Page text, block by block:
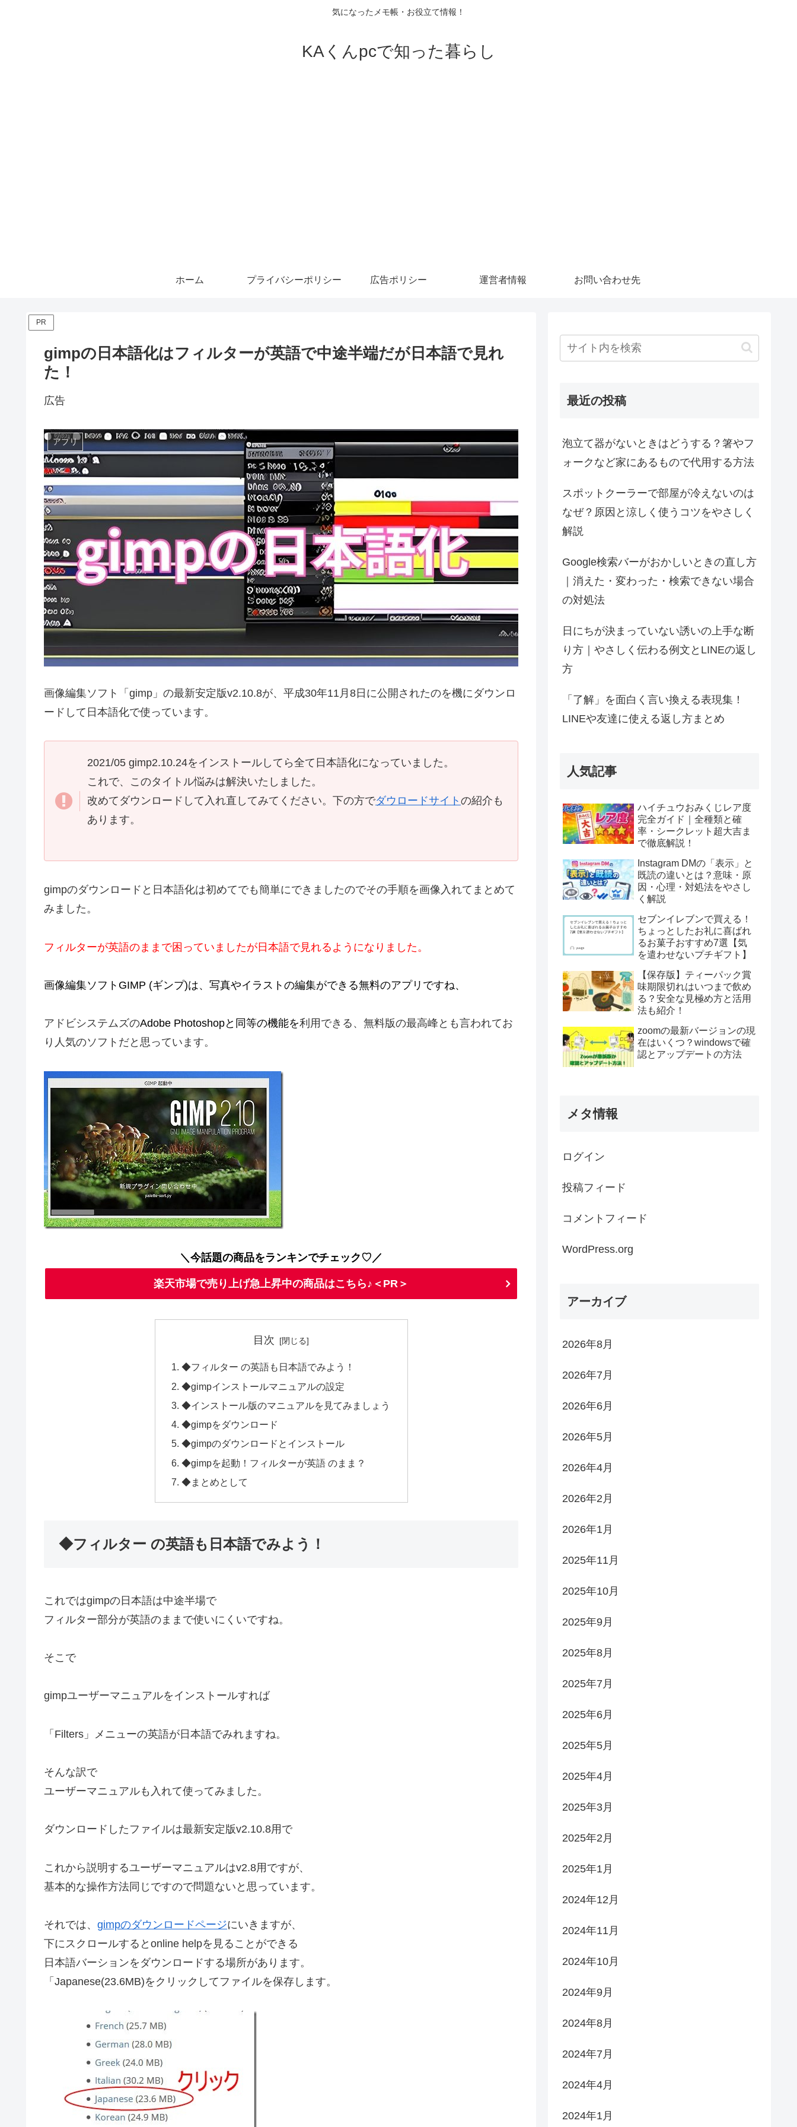
気になったメモ帳・お役立て情報！
KAくんpcで知った暮らし
ホーム プライバシーポリシー 広告ポリシー 運営者情報 お問い合わせ先
PR
gimpの日本語化はフィルターが英語で中途半端だが日本語で見れ
た！
広告
アプリ
画像編集ソフト「gimp」の最新安定版v2.10.8が、平成30年11月8日に公開されたのを機にダウンロ
ードして日本語化で使っています。
2021/05 gimp2.10.24をインストールしてら全て日本語化になっていました。
これで、このタイトル悩みは解決いたしました。
改めてダウンロードして入れ直してみてください。下の方でダウロードサイト の紹介も
あります。
gimpのダウンロードと日本語化は初めてでも簡単にできましたのでその手順を画像入れてまとめて
みました。
フィルターが英語のままで困っていましたが日本語で見れるようになりました。
画像編集ソフトGIMP (ギンプ)は、写真やイラストの編集ができる無料のアプリですね、
アドビシステムズのAdobe Photoshopと同等の機能を利用できる、無料版の最高峰とも言われてお
り人気のソフトだと思っています。
＼今話題の商品をランキンでチェック♡／
楽天市場で売り上げ急上昇中の商品はこちら♪＜PR＞
目次
◆フィルター の英語も日本語でみよう！
◆gimpインストールマニュアルの設定
◆インストール版のマニュアルを見てみましょう
◆gimpをダウンロード
◆gimpのダウンロードとインストール
◆gimpを起動！フィルターが英語 のまま？
◆まとめとして
◆フィルター の英語も日本語でみよう！
これではgimpの日本語は中途半場で
フィルター部分が英語のままで使いにくいですね。
そこで
gimpユーザーマニュアルをインストールすれば
「Filters」メニューの英語が日本語でみれますね。
そんな訳で
ユーザーマニュアルも入れて使ってみました。
ダウンロードしたファイルは最新安定版v2.10.8用で
これから説明するユーザーマニュアルはv2.8用ですが、
基本的な操作方法同じですので問題ないと思っています。
それでは、 gimpのダウンロードページにいきますが、
下にスクロールするとonline helpを見ることができる
日本語バーションをダウンロードする場所があります。
「Japanese(23.6MB)をクリックしてファイルを保存します。
最近の投稿
泡立て器がないときはどうする？箸やフ
ォークなど家にあるもので代用する方法
スポットクーラーで部屋が冷えないのは
なぜ？原因と涼しく使うコツをやさしく
解説
Google検索バーがおかしいときの直し方
｜消えた・変わった・検索できない場合
の対処法
日にちが決まっていない誘いの上手な断
り方｜やさしく伝わる例文とLINEの返し
方
「了解」を面白く言い換える表現集！
LINEや友達に使える返し方まとめ
人気記事
ハイチュウおみくじレア度
完全ガイド｜全種類と確
率・シークレット超大吉ま
で徹底解説！
Instagram DMの「表示」と
既読の違いとは？意味・原
因・心理・対処法をやさし
く解説
セブンイレブンで買える！
ちょっとしたお礼に喜ばれ
るお菓子おすすめ7選【気
を遣わせないプチギフト】
【保存版】ティーパック賞
味期限切れはいつまで飲め
る？安全な見極め方と活用
法も紹介！
zoomの最新バージョンの現
在はいくつ？windowsで確
認とアップデートの方法
メタ情報
ログイン
投稿フィード
コメントフィード
WordPress.org
アーカイブ
2026年8月
2026年7月
2026年6月
2026年5月
2026年4月
2026年2月
2026年1月
2025年11月
2025年10月
2025年9月
2025年8月
2025年7月
2025年6月
2025年5月
2025年4月
2025年3月
2025年2月
2025年1月
2024年12月
2024年11月
2024年10月
2024年9月
2024年8月
2024年7月
2024年4月
2024年1月